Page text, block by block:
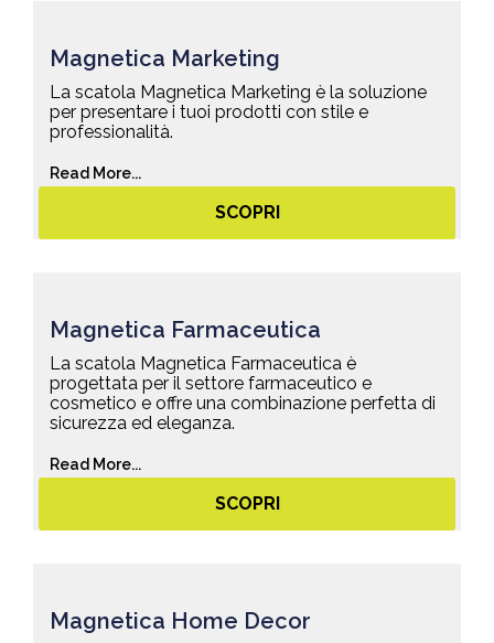
Magnetica Marketing
La scatola Magnetica Marketing è la soluzione
per presentare i tuoi prodotti con stile e
professionalità.
Read More...
SCOPRI
Magnetica Farmaceutica
La scatola Magnetica Farmaceutica è
progettata per il settore farmaceutico e
cosmetico e offre una combinazione perfetta di
sicurezza ed eleganza.
Read More...
SCOPRI
Magnetica Home Decor